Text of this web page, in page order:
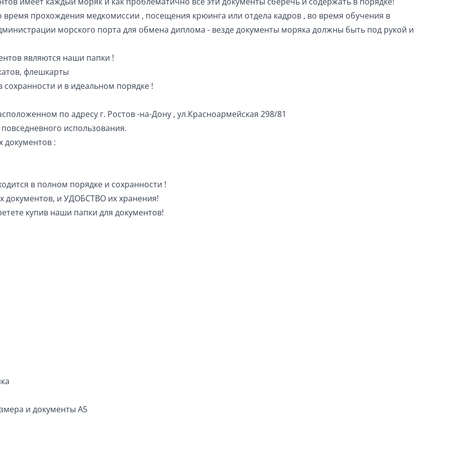
прохождения медкомиссии , посещения крюинга или отдела кадров , во время обучения в
морского порта для обмена диплома - везде документы моряка должны быть под рукой и
являются наши папки !
флешкарты
и в идеальном порядке !
по адресу г. Ростов -на-Дону , ул.Красноармейская 298/81
использования.
документов :
в полном порядке и сохранности !
и УДОБСТВО их хранения!
купив наши папки для документов!
и документы А5